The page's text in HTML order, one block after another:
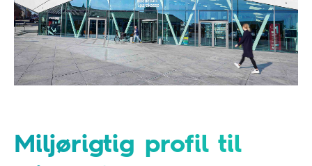
Miljørigtig profil til